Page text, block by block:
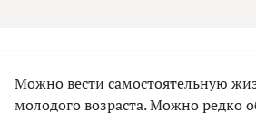
Можно вести самостоятельную
молодого возраста. Можно редко